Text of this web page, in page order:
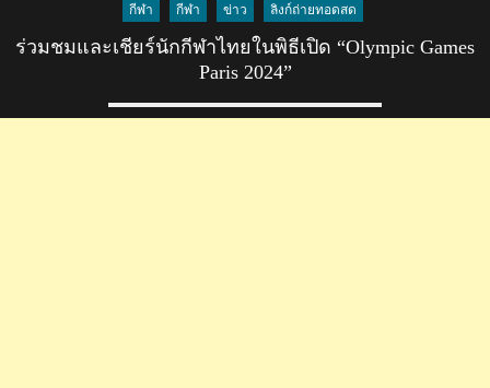
กีฬา กีฬา ข่าว ลิงก์ถ่ายทอดสด
ร่วมชมและเชียร์นักกีฬาไทยในพิธีเปิด “Olympic Games
Paris 2024”